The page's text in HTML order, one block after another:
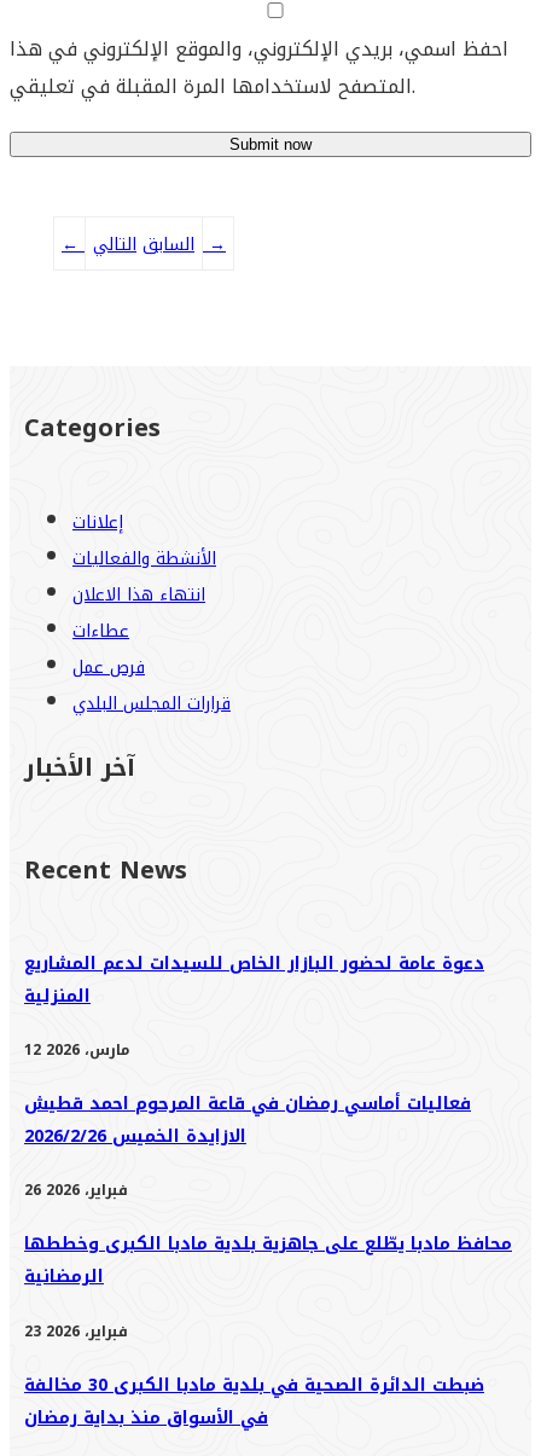
احفظ اسمي، بريدي الإلكتروني، والموقع الإلكتروني في هذا
المتصفح لاستخدامها المرة المقبلة في تعليقي.
← السابق التالي→
Categories
إعلانات
الأنشطة والفعاليات
انتهاء هذا الاعلان
عطاءات
فرص عمل
قرارات المجلس البلدي
آخر الأخبار
Recent News
دعوة عامة لحضور البازار الخاص للسيدات لدعم المشاريع
المنزلية
12 مارس، 2026
فعاليات أماسي رمضان في قاعة المرحوم احمد قطيش
الازايدة الخميس 2026/2/26
26 فبراير، 2026
محافظ مادبا يطّلع على جاهزية بلدية مادبا الكبرى وخططها
الرمضانية
23 فبراير، 2026
ضبطت الدائرة الصحية في بلدية مادبا الكبرى 30 مخالفة
في الأسواق منذ بداية رمضان